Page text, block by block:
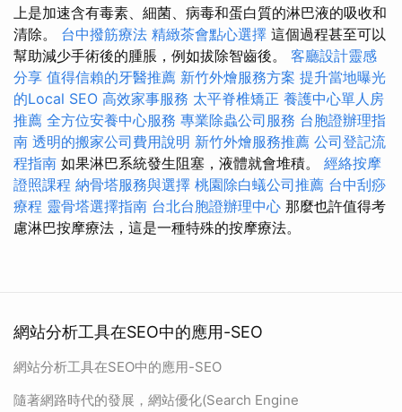
上是加速含有毒素、細菌、病毒和蛋白質的淋巴液的吸收和
清除。 台中撥筋療法 精緻茶會點心選擇 這個過程甚至可以
幫助減少手術後的腫脹，例如拔除智齒後。 客廳設計靈感
分享 值得信賴的牙醫推薦 新竹外燴服務方案 提升當地曝光
的Local SEO 高效家事服務 太平脊椎矯正 養護中心單人房
推薦 全方位安養中心服務 專業除蟲公司服務 台胞證辦理指
南 透明的搬家公司費用說明 新竹外燴服務推薦 公司登記流
程指南 如果淋巴系統發生阻塞，液體就會堆積。 經絡按摩
證照課程 納骨塔服務與選擇 桃園除白蟻公司推薦 台中刮痧
療程 靈骨塔選擇指南 台北台胞證辦理中心 那麼也許值得考
慮淋巴按摩療法，這是一種特殊的按摩療法。
網站分析工具在SEO中的應用-SEO
網站分析工具在SEO中的應用-SEO
隨著網路時代的發展，網站優化(Search Engine